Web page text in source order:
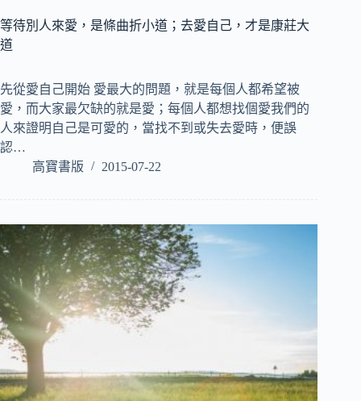
等待別人來愛，是條曲折小道；去愛自己，才是康莊大
道
先從愛自己開始 愛最大的問題，就是每個人都希望被
愛，而大家最欠缺的就是愛；每個人都想找個愛我們的
人來證明自己是可愛的，當找不到或失去愛時，便誤
認…
高寶書版
2015-07-22